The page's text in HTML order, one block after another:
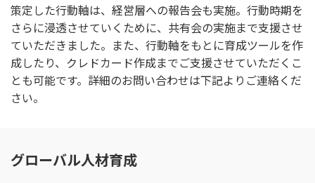
策定した行動軸は、経営層への報告会も実施。行動時期を
さらに浸透させていくために、共有会の実施まで支援させ
ていただきました。また、行動軸をもとに育成ツールを作
成したり、クレドカード作成までご支援させていただくこ
とも可能です。詳細のお問い合わせは下記よりご連絡くだ
さい。
グローバル人材育成